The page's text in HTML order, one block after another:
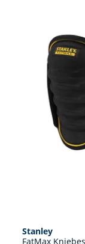
Stanley
FatMax